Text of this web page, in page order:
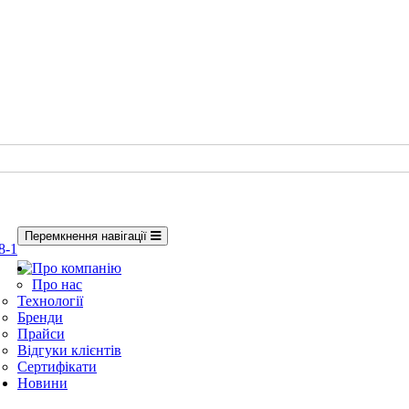
1
Перемкнення навігації
Про компанію
Про нас
Технології
Бренди
Прайси
Відгуки клієнтів
Сертифікати
Новини